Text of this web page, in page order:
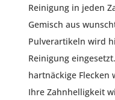
Reinigung in jeden
Gemisch aus
Pulverartikeln wird
Reinigung
hartnäckige Flecken
Ihre Zahnhelligkeit